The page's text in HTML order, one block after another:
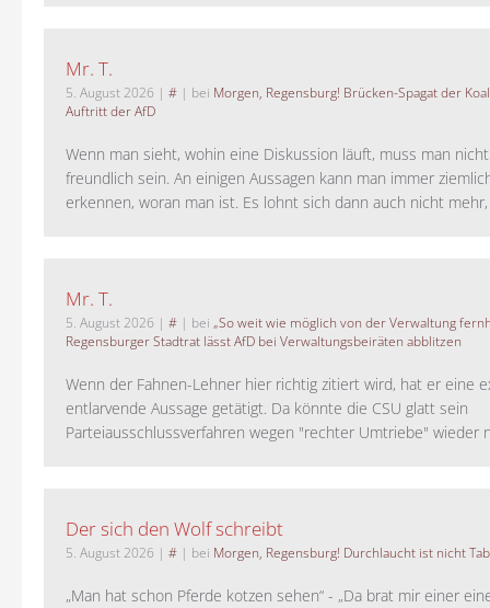
Mr. T.
5. August 2026 | # | bei Morgen, Regensburg! Brücken-Spagat der
Auftritt der AfD
Wenn man sieht, wohin eine Diskussion läuft, muss man
freundlich sein. An einigen Aussagen kann man immer
erkennen, woran man ist. Es lohnt sich dann auch nicht mehr,
Mr. T.
5. August 2026 | # | bei „So weit wie möglich von der Verwaltung
Regensburger Stadtrat lässt AfD bei Verwaltungsbeiräten abblitzen
Wenn der Fahnen-Lehner hier richtig zitiert wird, hat er eine
entlarvende Aussage getätigt. Da könnte die CSU glatt sein
Parteiausschlussverfahren wegen "rechter Umtriebe" wieder
Der sich den Wolf schreibt
5. August 2026 | # | bei Morgen, Regensburg! Durchlaucht ist nicht
„Man hat schon Pferde kotzen sehen“ - „Da brat mir einer